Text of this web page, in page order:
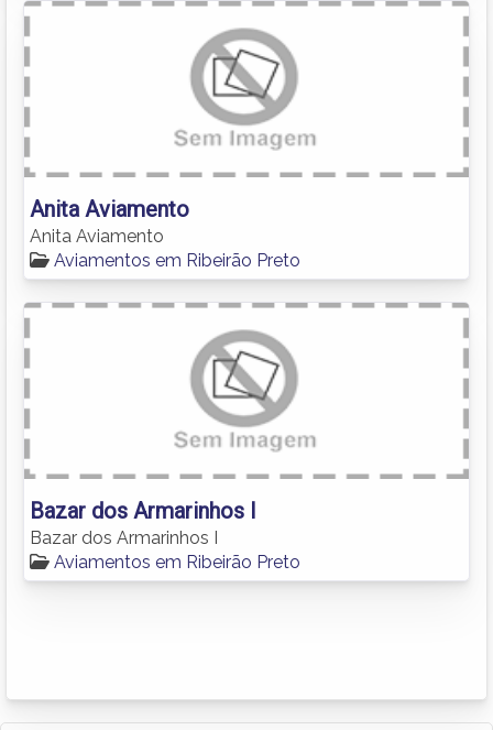
Anita Aviamento
Anita Aviamento
Aviamentos em Ribeirão Preto
Bazar dos Armarinhos I
Bazar dos Armarinhos I
Aviamentos em Ribeirão Preto